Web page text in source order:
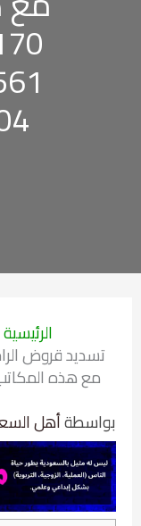
الرئيسية
تسديد قروض
بواسطةأهل